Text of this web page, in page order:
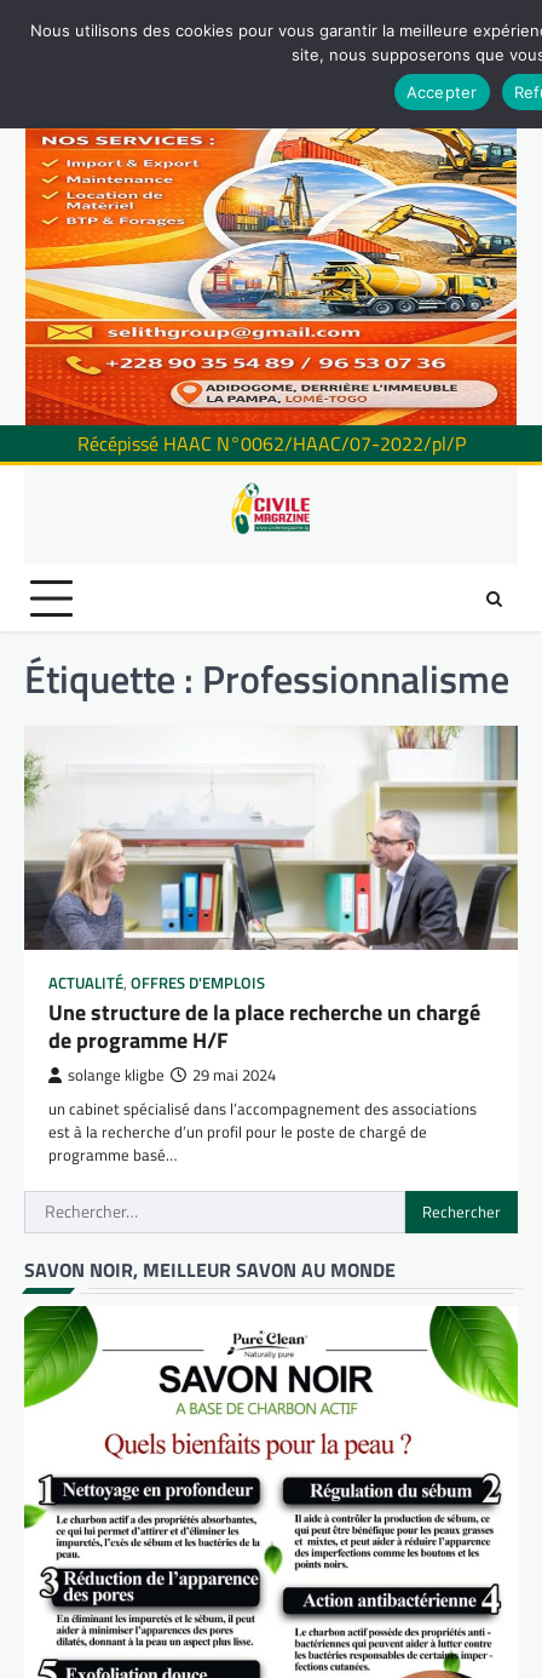
Récépissé HAAC N°0062/HAAC/07-2022/pl/P
Étiquette : Professionnalisme
ACTUALITÉ, OFFRES D'EMPLOIS
Une structure de la place recherche un chargé
de programme H/F
solange kligbe 29 mai 2024
un cabinet spécialisé dans l’accompagnement des associations
est à la recherche d’un profil pour le poste de chargé de
programme basé…
Rechercher :
SAVON NOIR, MEILLEUR SAVON AU MONDE
Nous utilisons des cookies pour vous garantir la meilleure
site, nous supposerons que
Accepter